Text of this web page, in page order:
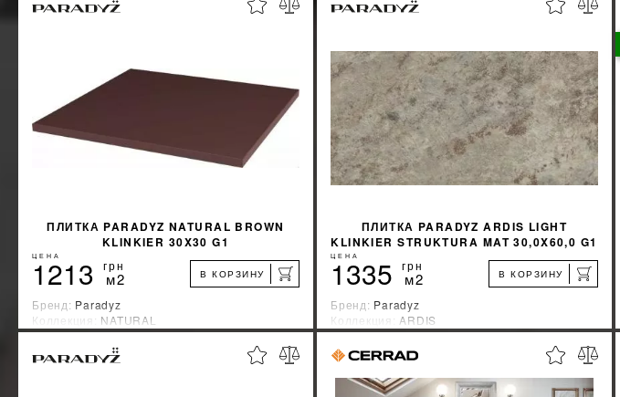
ПЛИТКА PARADYZ NATURAL BROWN
KLINKIER 30X30 G1
ЦЕНА
1213 грн
м2 В КОРЗИНУ
Бренд: Paradyz
Коллекция: NATURAL
Страна-производитель:Польша
УЗНАТЬ СВОЮ СКИДКУ %
ПЛИТКА PARADYZ ARDIS LIGHT
KLINKIER STRUKTURA MAT 30,0X60,0 G1
ЦЕНА
1335 грн
м2 В КОРЗИНУ
Бренд: Paradyz
Коллекция: ARDIS
Страна-производитель:Польша
УЗНАТЬ СВОЮ СКИДКУ %